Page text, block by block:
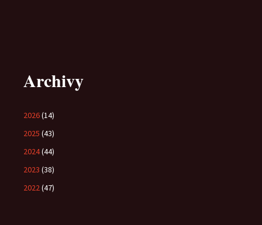
Archivy
2026(14)
2025 (43)
2024(44)
2023 (38)
2022(47)